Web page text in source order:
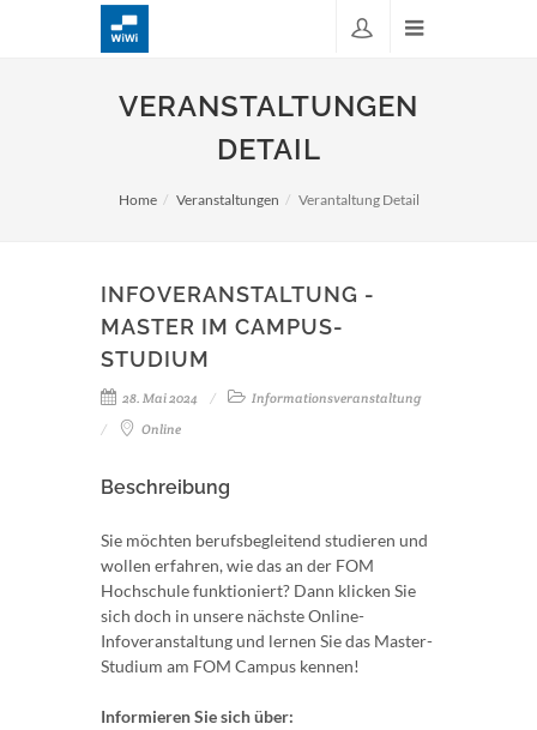
VERANSTALTUNGEN
DETAIL
Home Veranstaltungen Verantaltung Detail
INFOVERANSTALTUNG -
MASTER IM CAMPUS-
STUDIUM
28. Mai 2024
Informationsveranstaltung
Online
Beschreibung
Sie möchten berufsbegleitend studieren und
wollen erfahren, wie das an der FOM
Hochschule funktioniert? Dann klicken Sie
sich doch in unsere nächste Online-
Infoveranstaltung und lernen Sie das Master-
Studium am FOM Campus kennen!
Informieren Sie sich über: